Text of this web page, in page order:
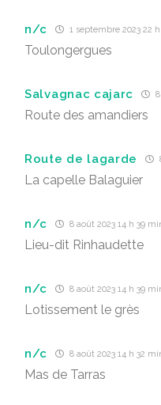
n/c 1 septembre 2023 22
Toulongergues
Salvagnac cajarc
Route des amandiers
Route de lagarde
La capelle Balaguier
n/c 8 août 2023 14 h 39
Lieu-dit Rinhaudette
n/c 8 août 2023 14 h 39
Lotissement le grès
n/c 8 août 2023 14 h 32
Mas de Tarras